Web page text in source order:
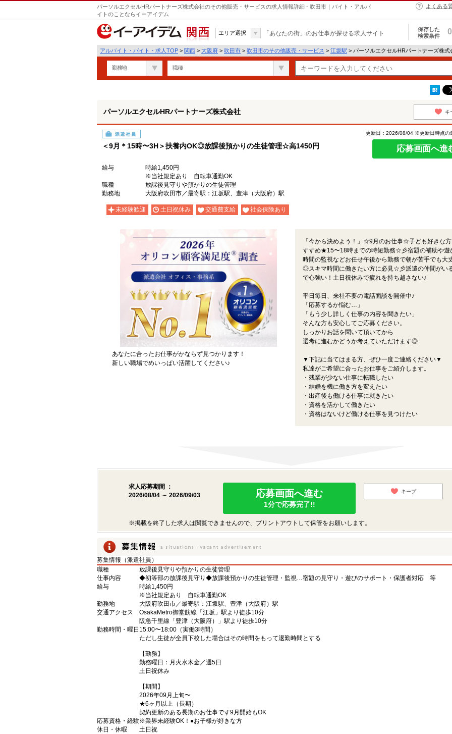
パーソルエクセルHRパートナーズ株式会社のその他販売・サービスの求人情報詳細 - 吹田市｜バイト・アルバ
イトのことならイーアイデム
よくある
関西
エリア選択 「あなたの街」のお仕事が探せる求人サイト
保存した
検索条件
0
アルバイト・バイト・求人TOP > 関西 > 大阪府 > 吹田市 > 吹田市のその他販売・サービス > 江坂駅 > パーソルエクセルHRパートナーズ株式
勤務地 職種
パーソルエクセルHRパートナーズ株式会社 キ
派遣社員
＜9月＊15時〜3H＞扶養内OK◎放課後預かりの生徒管理☆高1450円
更新日：2026/08/04 ※更新日時点の
応募画面へ進
給与
時給1,450円
※当社規定あり 自転車通勤OK
職種
放課後見守りや預かりの生徒管理
勤務地
大阪府吹田市／最寄駅：江坂駅、豊津（大阪府）駅
未経験歓迎 土日祝休み 交通費支給 社会保険あり
あなたに合ったお仕事がかならず見つかります！
新しい職場でめいっぱい活躍してください♪
「今から決めよう！」☆9月のお仕事☆子ども好きな
すすめ★15〜18時までの時短勤務☆彡宿題の補助や遊
時間の監視などお任せ午後から勤務で朝が苦手でも大
◎スキマ時間に働きたい方に必見☆彡派遣の仲間がい
で心強い！土日祝休みで疲れを持ち越さない♪
平日毎日、来社不要の電話面談を開催中♪
「応募するか悩む…」
「もう少し詳しく仕事の内容を聞きたい」
そんな方も安心してご応募ください。
しっかりお話を聞いて頂いてから
選考に進むかどうか考えていただけます◎
▼下記に当てはまる方、ぜひ一度ご連絡ください▼
私達がご希望に合ったお仕事をご紹介します。
・残業が少ない仕事に転職したい
・結婚を機に働き方を変えたい
・出産後も働ける仕事に就きたい
・資格を活かして働きたい
・資格はないけど働ける仕事を見つけたい
求人応募期間 ：
2026/08/04 ～ 2026/09/03
応募画面へ進む
1分で応募完了!!
キープ
※掲載を終了した求人は閲覧できませんので、プリントアウトして保管をお願いします。
募集情報（派遣社員）
職種
放課後見守りや預かりの生徒管理
仕事内容
◆初等部の放課後見守り◆放課後預かりの生徒管理・監視…宿題の見守り・遊びのサポート・保護者対応 等
給与
時給1,450円
※当社規定あり 自転車通勤OK
勤務地
大阪府吹田市／最寄駅：江坂駅、豊津（大阪府）駅
交通アクセス
OsakaMetro御堂筋線「江坂」駅より徒歩10分
阪急千里線「豊津（大阪府）」駅より徒歩10分
勤務時間・曜日 15:00〜18:00（実働3時間）
ただし生徒が全員下校した場合はその時間をもって退勤時間とする
【勤務】
勤務曜日：月火水木金／週5日
土日祝休み
【期間】
2026年09月上旬〜
★6ヶ月以上（長期）
契約更新のある長期のお仕事です9月開始もOK
応募資格・経験※業界未経験OK！●お子様が好きな方
休日・休暇
土日祝